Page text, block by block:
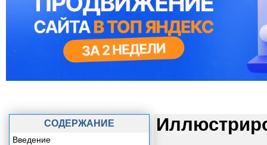
СОДЕРЖАНИЕ
Введение